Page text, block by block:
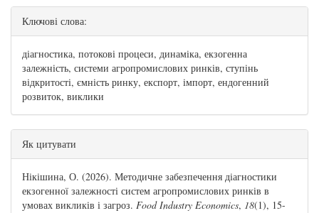
Ключові слова:
діагностика, потокові процеси, динаміка, екзогенна
залежність, системи агропромислових ринків, ступінь
відкритості, ємність ринку, експорт, імпорт, ендогенний
розвиток, виклики
Як цитувати
Нікішина, О. (2026). Методичне забезпечення діагностики
екзогенної залежності систем агропромислових ринків в
умовах викликів і загроз. Food Industry Economics, 18(1), 15-